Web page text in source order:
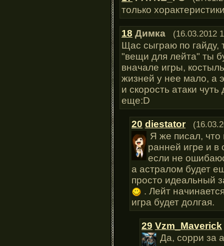
только
18 Димка (16.03.2012
Щас сыграю по гайду,
"вещи для лейта" ты
вначале игры,
жизней у нее мало, а
и скорость атаки
еще:D
20 diestator
Я же писал, что
ранней игре и в
если не
а астралом будет
просто идеальный
. Лейт
игра будет долгая.
29 Vzm_Maverick
Да, сорри за